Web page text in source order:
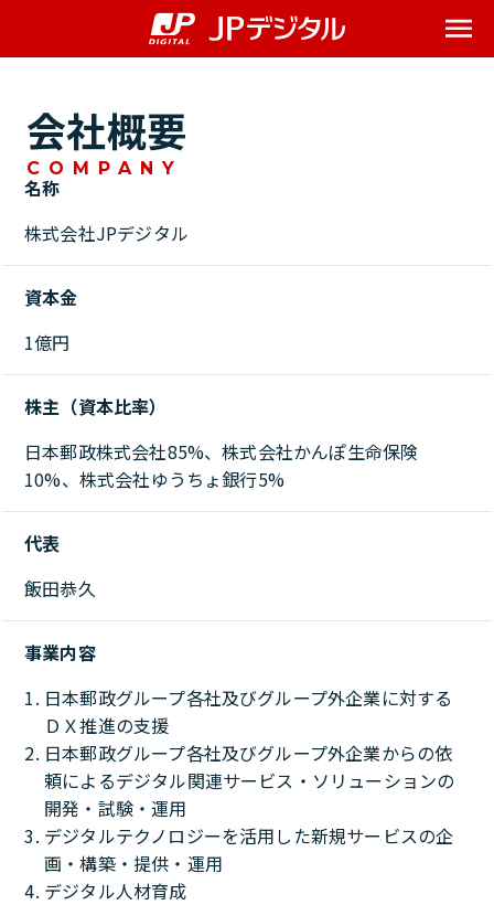
会社概要
COMPANY
名称
株式会社JPデジタル
資本金
1億円
株主（資本比率）
日本郵政株式会社85%、株式会社かんぽ生命保険
10%、株式会社ゆうちょ銀行5%
代表
飯田恭久
事業内容
日本郵政グループ各社及びグループ外企業に対する
ＤＸ推進の支援
日本郵政グループ各社及びグループ外企業からの依
頼によるデジタル関連サービス・ソリューションの
開発・試験・運用
デジタルテクノロジーを活用した新規サービスの企
画・構築・提供・運用
デジタル人材育成